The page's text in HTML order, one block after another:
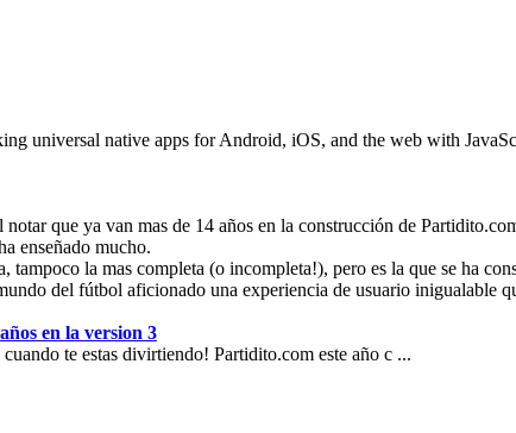
universal native apps for Android, iOS, and the web with
que ya van mas de 14 años en la construcción de
enseñado mucho.
tampoco la mas completa (o incompleta!), pero es la que se ha
del fútbol aficionado una experiencia de usuario inigualable
en la version 3
te estas divirtiendo! Partidito.com este año c ...